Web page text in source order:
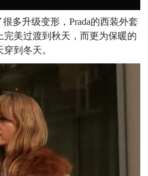
很多升级变形，Prada的西装外套
美过渡到秋天，而更为保暖的
穿到冬天。